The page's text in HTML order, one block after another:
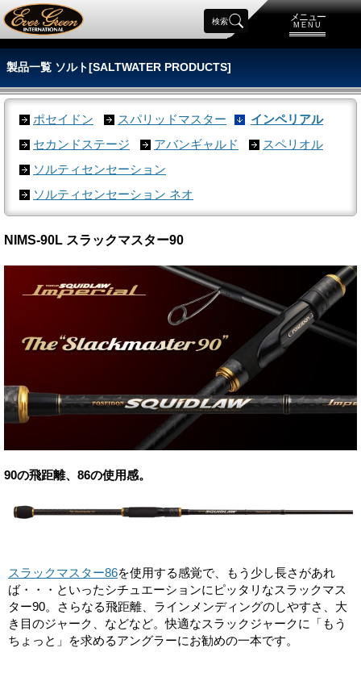
メニュー
MENU
検索
製品一覧 ソルト[SALTWATER PRODUCTS]
ポセイドン スパリッドマスター
インペリアル
セカンドステージ
アバンギャルド
スペリオル
ソルティセンセーション
ソルティセンセーション ネオ
NIMS-90L スラックマスター90
90の飛距離、86の使用感。
スラックマスター86を使用する感覚で、もう少し長さがあれ
ば・・・といったシチュエーションにピッタリなスラックマス
ター90。さらなる飛距離、ラインメンディングのしやすさ、大
き目のジャーク、などなど。快適なスラックジャークに「もう
ちょっと」を求めるアングラーにお勧めの一本です。